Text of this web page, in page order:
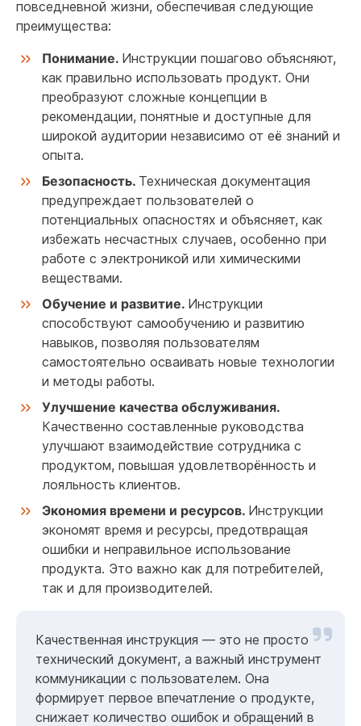
повседневной жизни, обеспечивая следующие
преимущества:
Понимание. Инструкции пошагово объясняют,
как правильно использовать продукт. Они
преобразуют сложные концепции в
рекомендации, понятные и доступные для
широкой аудитории независимо от её знаний и
опыта.
Безопасность. Техническая документация
предупреждает пользователей о
потенциальных опасностях и объясняет, как
избежать несчастных случаев, особенно при
работе с электроникой или химическими
веществами.
Обучение и развитие. Инструкции
способствуют самообучению и развитию
навыков, позволяя пользователям
самостоятельно осваивать новые технологии
и методы работы.
Улучшение качества обслуживания.
Качественно составленные руководства
улучшают взаимодействие сотрудника с
продуктом, повышая удовлетворённость и
лояльность клиентов.
Экономия времени и ресурсов. Инструкции
экономят время и ресурсы, предотвращая
ошибки и неправильное использование
продукта. Это важно как для потребителей,
так и для производителей.
Качественная инструкция — это не просто
технический документ, а важный инструмент
коммуникации с пользователем. Она
формирует первое впечатление о продукте,
снижает количество ошибок и обращений в